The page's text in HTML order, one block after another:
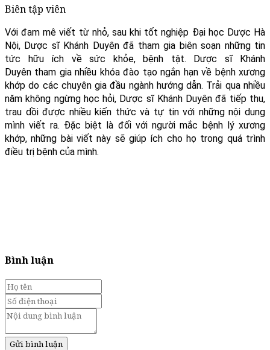
Biên tập viên
Với đam mê viết từ nhỏ, sau khi tốt nghiệp Đại học Dược Hà
Nội, Dược sĩ Khánh Duyên đã tham gia biên soạn những tin
tức hữu ích về sức khỏe, bệnh tật. Dược sĩ Khánh
Duyên tham gia nhiều khóa đào tạo ngắn hạn về bệnh xương
khớp do các chuyên gia đầu ngành hướng dẫn. Trải qua nhiều
năm không ngừng học hỏi, Dược sĩ Khánh Duyên đã tiếp thu,
trau dồi được nhiều kiến thức và tự tin với những nội dung
mình viết ra. Đặc biệt là đối với người mắc bệnh lý xương
khớp, những bài viết này sẽ giúp ích cho họ trong quá trình
điều trị bệnh của mình.
Bình luận
Gửi bình luận